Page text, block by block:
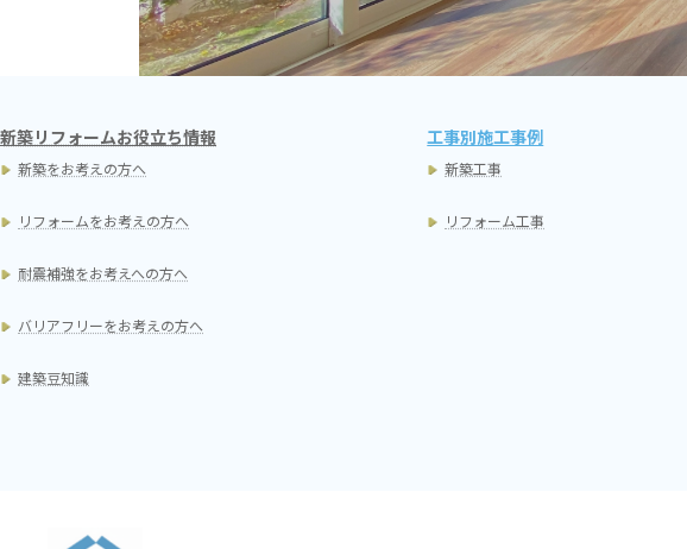
新築リフォームお役立ち情報
新築をお考えの方へ
リフォームをお考えの方へ
耐震補強をお考えへの方へ
バリアフリーをお考えの方へ
建築豆知識
工事別施工事例
新築工事
リフォーム工事